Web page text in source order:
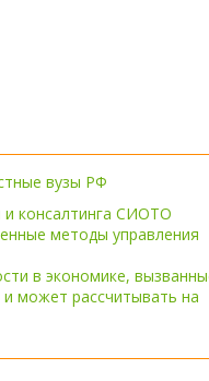
вузы РФ
и консалтинга СИОТО
методы управления
в экономике,
может рассчитывать на